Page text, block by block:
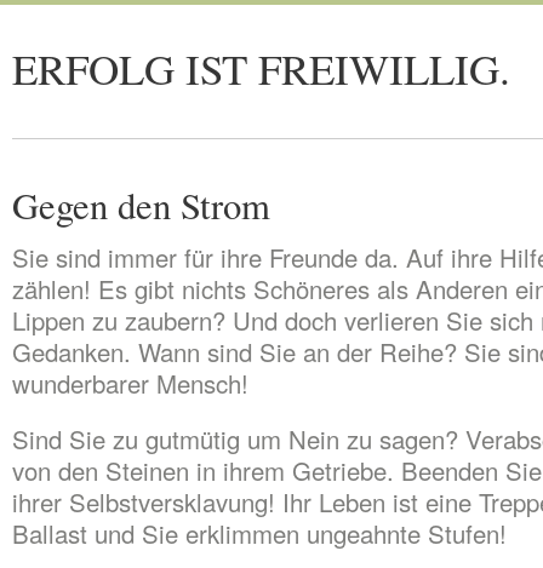
ERFOLG IST FREIWILLIG.
Gegen den Strom
Sie sind immer für ihre Freunde da. Auf ihre
zählen! Es gibt nichts Schöneres als Anderen
Lippen zu zaubern? Und doch verlieren Sie
Gedanken. Wann sind Sie an der Reihe? Sie
wunderbarer Mensch!
Sind Sie zu gutmütig um Nein zu sagen?
von den Steinen in ihrem Getriebe. Beenden
ihrer Selbstversklavung! Ihr Leben ist eine
Ballast und Sie erklimmen ungeahnte Stufen!